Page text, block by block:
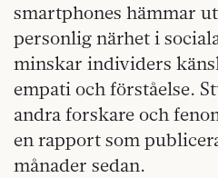
smartphones hämmar
personlig närhet i
minskar individers
empati och förståelse.
andra forskare och
en rapport som
månader sedan.